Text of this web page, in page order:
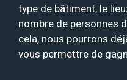
type de bâtiment, le
nombre de personnes
cela, nous pourrons
vous permettre de